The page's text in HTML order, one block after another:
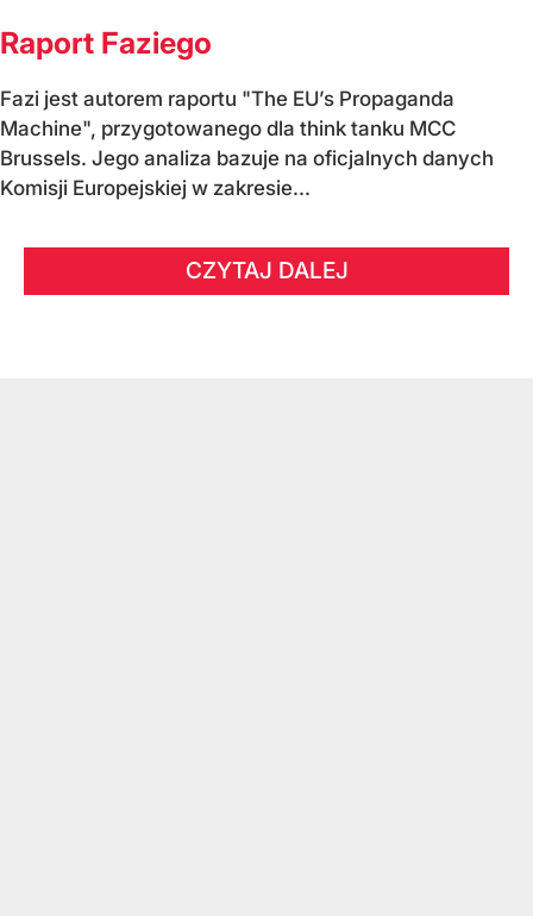
Raport Faziego
Fazi jest autorem raportu "The EU’s Propaganda
Machine", przygotowanego dla think tanku MCC
Brussels. Jego analiza bazuje na oficjalnych danych
Komisji Europejskiej w zakresie...
CZYTAJ DALEJ